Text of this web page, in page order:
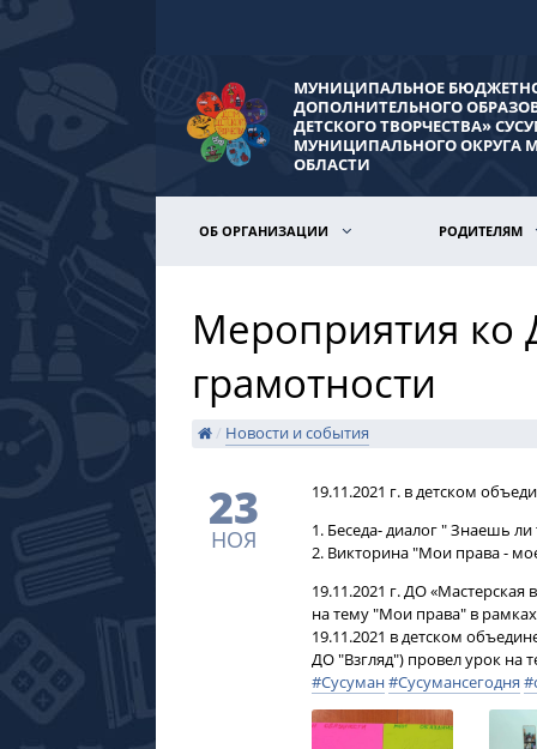
МУНИЦИПАЛЬНОЕ
ДОПОЛНИТЕЛЬНОГО
ДЕТСКОГО ТВОРЧЕСТВА»
МУНИЦИПАЛЬНОГО ОКРУГА
ОБЛАСТИ
ОБ ОРГАНИЗАЦИИ РОДИТЕЛЯМ
Мероприятия
грамотности
/ Новости и события
23
НОЯ
​​19.11.2021 г. в детском
1. Беседа- диалог " Знаешь ли
2. Викторина "Мои права -
19.11.2021 г. ДО
на тему "Мои права" в
19.11.2021 в детском
ДО "Взгляд") провел урок на
#Сусуман#Сусумансегодня